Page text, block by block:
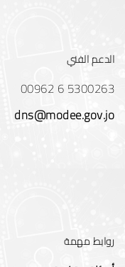
الدعم الفني
00962 6 5300263
dns@modee.gov.jo
روابط مهمة